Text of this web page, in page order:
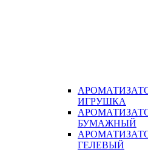
ИГРУШКА
БУМАЖНЫЙ
ГЕЛЕВЫЙ